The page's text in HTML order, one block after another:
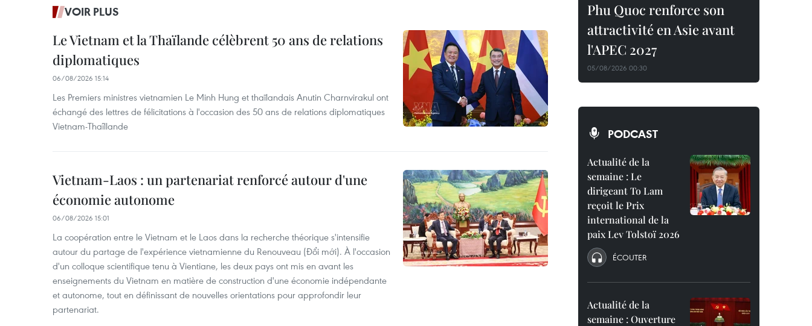
VOIR PLUS
Le Vietnam et la Thaïlande célèbrent 50 ans de relations
diplomatiques
06/08/2026 15:14
Les Premiers ministres vietnamien Le Minh Hung et thaïlandais Anutin Charnvirakul ont
échangé des lettres de félicitations à l'occasion des 50 ans de relations diplomatiques
Vietnam-Thaîllande
Vietnam-Laos : un partenariat renforcé autour d'une
économie autonome
06/08/2026 15:01
La coopération entre le Vietnam et le Laos dans la recherche théorique s'intensifie
autour du partage de l'expérience vietnamienne du Renouveau (Đổi mới). À l'occasion
d'un colloque scientifique tenu à Vientiane, les deux pays ont mis en avant les
enseignements du Vietnam en matière de construction d'une économie indépendante
et autonome, tout en définissant de nouvelles orientations pour approfondir leur
partenariat.
Phu Quoc renforce son
attractivité en Asie avant
l'APEC 2027
05/08/2026 00:30
PODCAST
Actualité de la
semaine : Le
dirigeant To Lam
reçoit le Prix
international de la
paix Lev Tolstoï 2026
ÉCOUTER
Actualité de la
semaine : Ouverture